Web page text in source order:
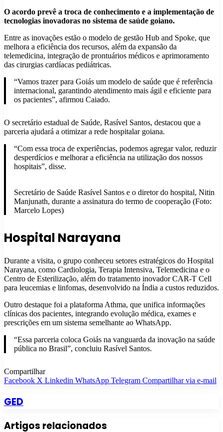
O acordo prevê a troca de conhecimento e a implementação de
tecnologias inovadoras no sistema de saúde goiano.
Entre as inovações estão o modelo de gestão Hub and Spoke, que
melhora a eficiência dos recursos, além da expansão da
telemedicina, integração de prontuários médicos e aprimoramento
das cirurgias cardíacas pediátricas.
“Vamos trazer para Goiás um modelo de saúde que é referência
internacional, garantindo atendimento mais ágil e eficiente para
os pacientes”, afirmou Caiado.
O secretário estadual de Saúde, Rasível Santos, destacou que a
parceria ajudará a otimizar a rede hospitalar goiana.
“Com essa troca de experiências, podemos agregar valor, reduzir
desperdícios e melhorar a eficiência na utilização dos nossos
hospitais”, disse.
Secretário de Saúde Rasível Santos e o diretor do hospital, Nitin
Manjunath, durante a assinatura do termo de cooperação (Foto:
Marcelo Lopes)
Hospital Narayana
Durante a visita, o grupo conheceu setores estratégicos do Hospital
Narayana, como Cardiologia, Terapia Intensiva, Telemedicina e o
Centro de Esterilização, além do tratamento inovador CAR-T Cell
para leucemias e linfomas, desenvolvido na Índia a custos reduzidos.
Outro destaque foi a plataforma Athma, que unifica informações
clínicas dos pacientes, integrando evolução médica, exames e
prescrições em um sistema semelhante ao WhatsApp.
“Essa parceria coloca Goiás na vanguarda da inovação na saúde
pública no Brasil”, concluiu Rasível Santos.
Compartilhar
Facebook X Linkedin WhatsApp Telegram Compartilhar via e-mail
GED
Artigos relacionados